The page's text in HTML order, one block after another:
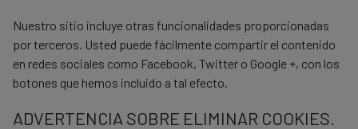
Nuestro sitio incluye otras funcionalidades proporcionadas
por terceros. Usted puede fácilmente compartir el contenido
en redes sociales como Facebook, Twitter o Google +, con los
botones que hemos incluido a tal efecto.
ADVERTENCIA SOBRE ELIMINAR COOKIES.